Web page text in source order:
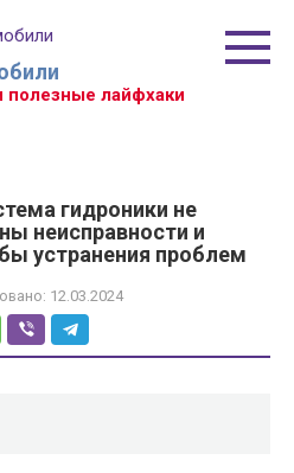
лайфхаки
гидроники не
неисправности и
устранения проблем
12.03.2024